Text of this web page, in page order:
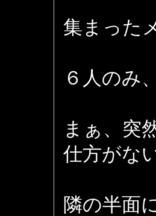
集まった
６人のみ
まぁ、突
仕方がな
隣の半面